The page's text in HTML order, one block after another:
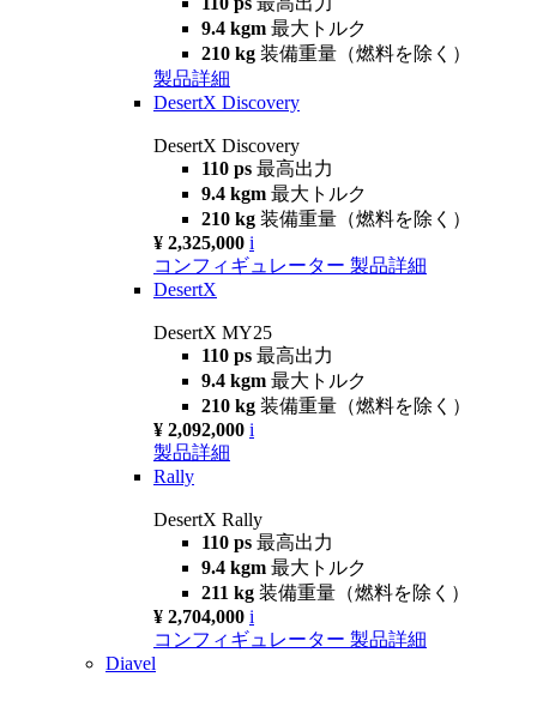
9.4 kgm 最大トルク
210 kg 装備重量（燃料を除く）
製品詳細
DesertX Discovery
DesertX Discovery
110 ps 最高出力
9.4 kgm 最大トルク
210 kg 装備重量（燃料を除く）
¥ 2,325,000 i
コンフィギュレーター 製品詳細
DesertX
DesertX MY25
110 ps 最高出力
9.4 kgm 最大トルク
210 kg 装備重量（燃料を除く）
¥ 2,092,000 i
製品詳細
Rally
DesertX Rally
110 ps 最高出力
9.4 kgm 最大トルク
211 kg 装備重量（燃料を除く）
¥ 2,704,000 i
コンフィギュレーター 製品詳細
Diavel